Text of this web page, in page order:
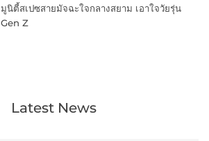
มูนิตี้สเปซสายมัจฉะใจกลางสยาม เอาใจวัยรุ่น
Gen Z
Latest News